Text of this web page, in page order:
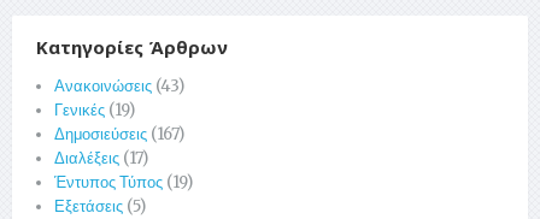
Κατηγορίες Άρθρων
Ανακοινώσεις (43)
Γενικές (19)
Δημοσιεύσεις (167)
Διαλέξεις (17)
Έντυπος Τύπος (19)
Εξετάσεις (5)